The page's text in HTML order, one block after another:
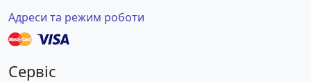
Адреси та режим роботи
Сервіс